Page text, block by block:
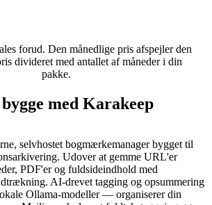
forud. Den månedlige pris afspejler den
divideret med antallet af måneder i din
pakke.
med Karakeep
selvhostet bogmærkemanager bygget til
Udover at gemme URL'er
PDF'er og fuldsideindhold med
AI-drevet tagging og opsummering
Ollama-modeller — organiserer din